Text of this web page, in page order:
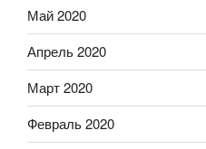
Май 2020
Апрель 2020
Март 2020
Февраль 2020